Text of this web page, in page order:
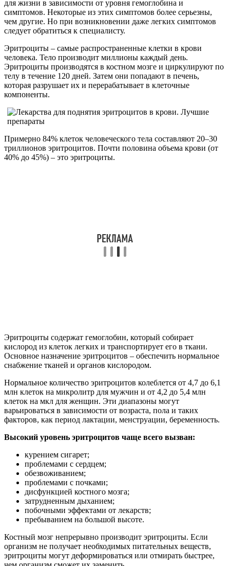
для жизни в зависимости от уровня гемоглобина и
симптомов. Некоторые из этих симптомов более серьезны,
чем другие. Но при возникновении даже легких симптомов
следует обратиться к специалисту.
Эритроциты – самые распространенные клетки в крови
человека. Тело производит миллионы каждый день.
Эритроциты производятся в костном мозге и циркулируют по
телу в течение 120 дней. Затем они попадают в печень,
которая разрушает их и перерабатывает в клеточные
компоненты.
Примерно 84% клеток человеческого тела составляют 20–30
триллионов эритроцитов. Почти половина объема крови (от
40% до 45%) – это эритроциты.
Эритроциты содержат гемоглобин, который собирает
кислород из клеток легких и транспортирует его в ткани.
Основное назначение эритроцитов – обеспечить нормальное
снабжение тканей и органов кислородом.
Нормальное количество эритроцитов колеблется от 4,7 до 6,1
млн клеток на микролитр для мужчин и от 4,2 до 5,4 млн
клеток на мкл для женщин. Эти диапазоны могут
варьироваться в зависимости от возраста, пола и таких
факторов, как период лактации, менструации, беременность.
Высокий уровень эритроцитов чаще всего вызван:
курением сигарет;
проблемами с сердцем;
обезвоживанием;
проблемами с почками;
дисфункцией костного мозга;
затрудненным дыханием;
побочными эффектами от лекарств;
пребыванием на большой высоте.
Костный мозг непрерывно производит эритроциты. Если
организм не получает необходимых питательных веществ,
эритроциты могут деформироваться или отмирать быстрее,